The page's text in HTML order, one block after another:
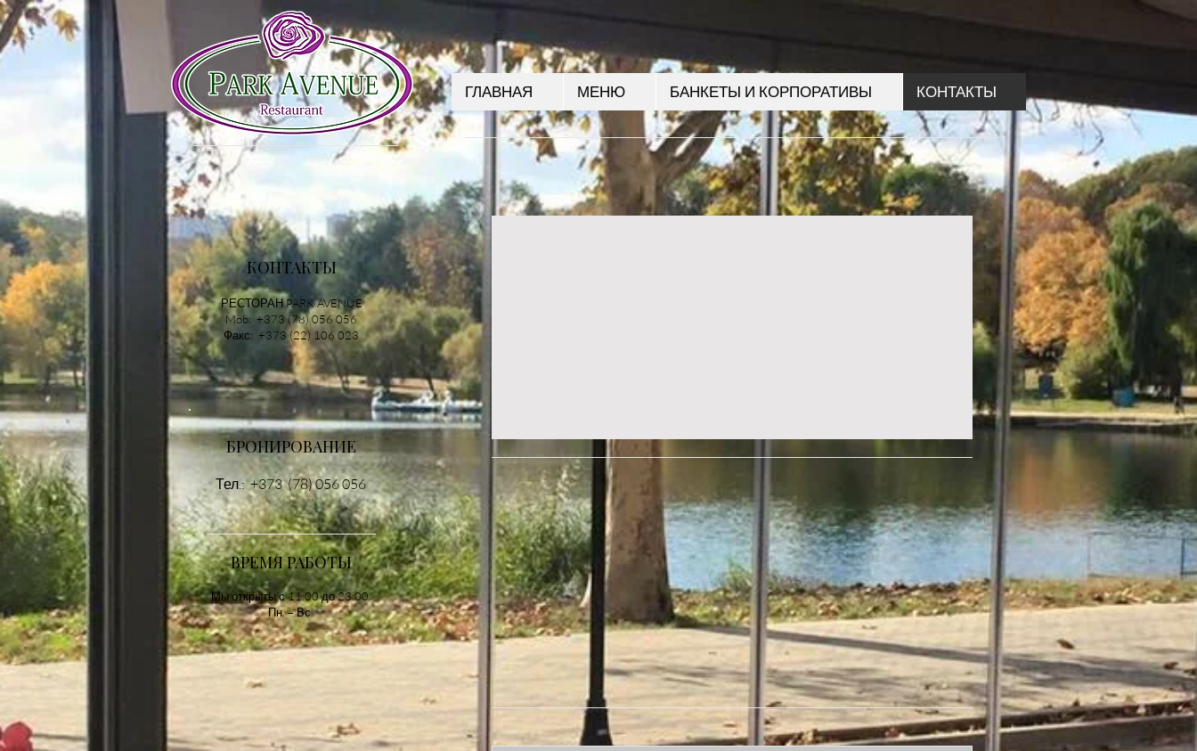
ГЛАВНАЯ МЕНЮ БАНКЕТЫ И КОРПОРАТИВЫ КОНТАКТЫ
КОНТАКТЫ
РЕСТОРАН PARK AVENUE
Mob: +373 (78) 056 056
Факс: +373 (22) 106 023
БРОНИРОВАНИЕ
Тел.: +373 (78) 056 056
ВРЕМЯ РАБОТЫ
Мы открыты с 11:00 до 23:00
Пн. – Вс.